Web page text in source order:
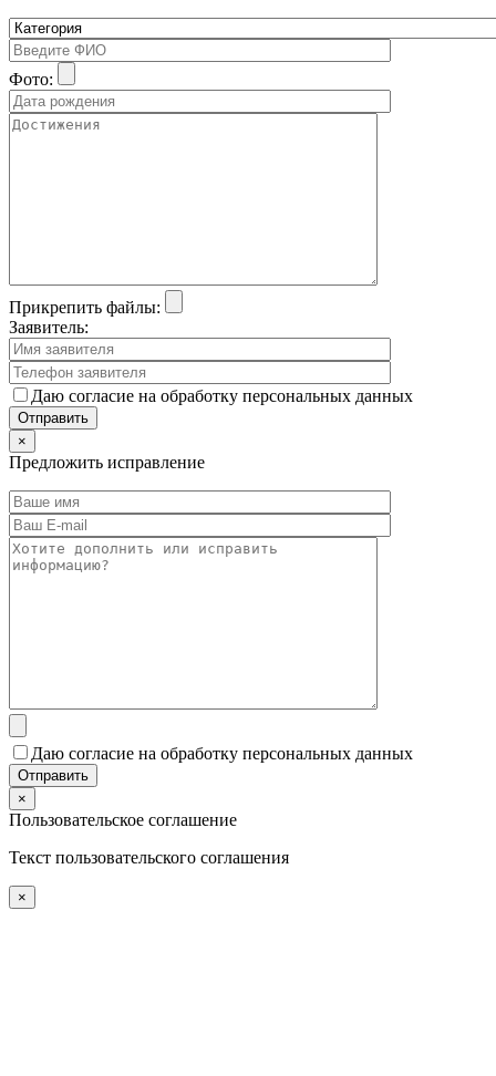
Фото:
Прикрепить файлы:
Заявитель:
Даю согласие на обработку персональных данных
×
Предложить исправление
Даю согласие на обработку персональных данных
×
Пользовательское соглашение
Текст пользовательского соглашения
×